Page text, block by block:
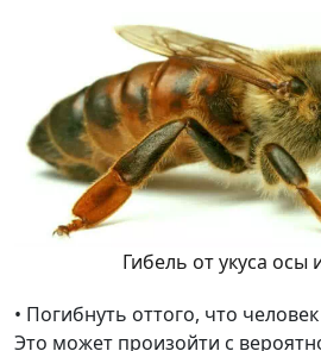
Гибель от укуса осы
• Погибнуть оттого, что
Это может произойти с